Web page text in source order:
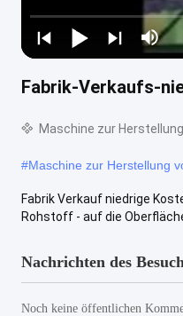
Fabrik-Verkaufs-
Maschine zur
#Maschine zur Herstellung
Fabrik Verkauf niedrige
Rohstoff - auf die
Nachrichten des
Noch keine öffentlichen